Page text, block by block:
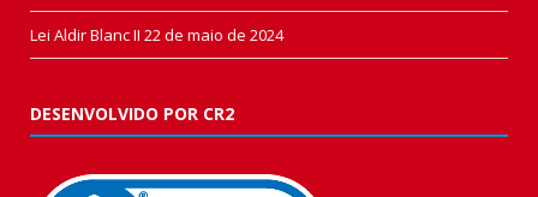
Lei Aldir Blanc II 22 de maio de 2024
DESENVOLVIDO POR CR2